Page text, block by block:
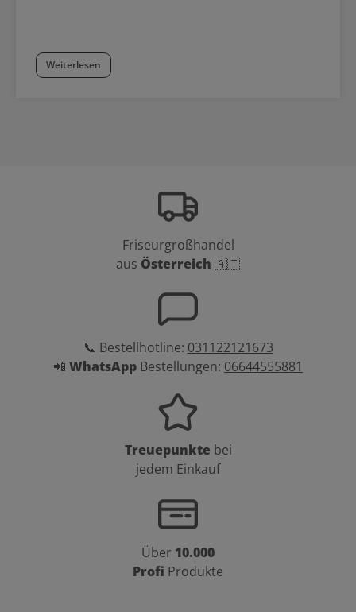
Weiterlesen
Friseurgroßhandel
aus Österreich 🇦🇹
📞 Bestellhotline: 031122121673
📲 WhatsApp Bestellungen: 06644555881
Treuepunkte bei
jedem Einkauf
Über 10.000
Profi Produkte